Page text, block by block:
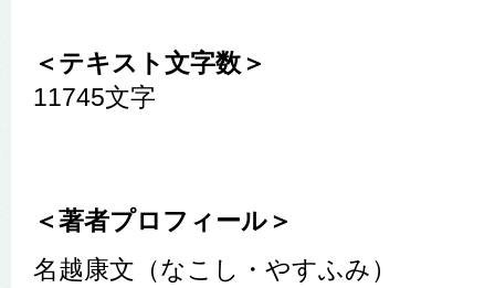
＜テキスト文字数＞
11745文字
＜著者プロフィール＞
名越康文（なこし・やすふみ）